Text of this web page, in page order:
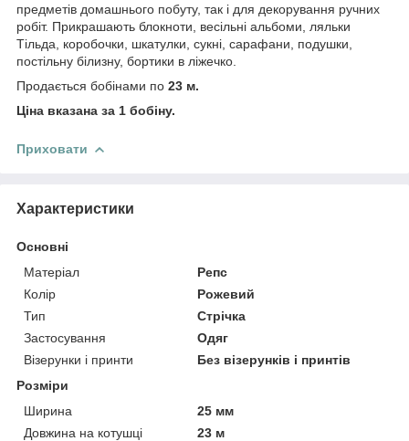
предметів домашнього побуту, так і для декорування ручних
робіт. Прикрашають блокноти, весільні альбоми, ляльки
Тільда, коробочки, шкатулки, сукні, сарафани, подушки,
постільну білизну, бортики в ліжечко.
Продається бобінами по 23 м.
Ціна вказана за 1 бобіну.
Приховати
Характеристики
Основні
Матеріал
Репс
Колір
Рожевий
Тип
Стрічка
Застосування
Одяг
Візерунки і принти
Без візерунків і принтів
Розміри
Ширина
25 мм
Довжина на котушці
23 м